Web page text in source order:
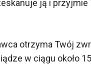
ją i przyjmie
otrzyma Twój
w ciągu około